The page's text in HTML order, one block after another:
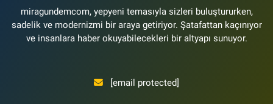
0 (212) 574 24 20
miragundemcom, yepyeni temasıyla sizleri buluştururken,
sadelik ve modernizmi bir araya getiriyor. Şatafattan kaçınıyor
ve insanlara haber okuyabilecekleri bir altyapı sunuyor.
[email protected]